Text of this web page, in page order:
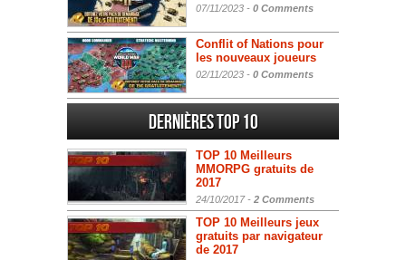
07/11/2023 - 0 Comments
Conflit of Nations pour
les nouveaux joueurs
02/11/2023 - 0 Comments
Dernières Top 10
TOP 10 Meilleurs
MMORPG gratuits de
2017
24/10/2017 - 2 Comments
TOP 10 Meilleurs jeux
gratuits par navigateur
de 2017